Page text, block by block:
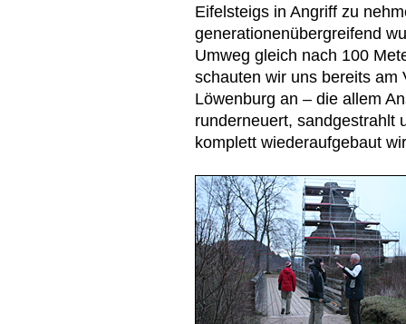
Eifelsteigs in Angriff zu
generationenübergreifend
Umweg gleich nach 100
schauten wir uns bereits am
Löwenburg an – die allem
runderneuert, sandgestrahlt
komplett wiederaufgebaut